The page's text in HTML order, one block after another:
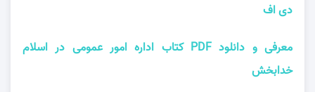
دی اف
معرفی و دانلود PDF کتاب اداره امور عمومی در اسلام
خدابخش